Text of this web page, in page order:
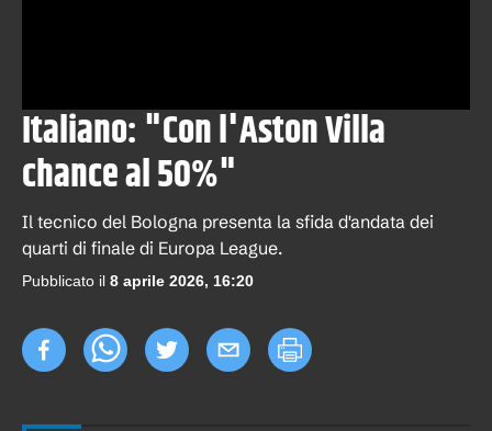
Italiano: "Con l'Aston Villa
chance al 50%"
Il tecnico del Bologna presenta la sfida d'andata dei
quarti di finale di Europa League.
Pubblicato il 8 aprile 2026, 16:20